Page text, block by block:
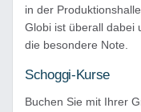
in der
Globi ist überall dabei
die besondere Note.
Schoggi-Kurse
Buchen Sie mit Ihrer